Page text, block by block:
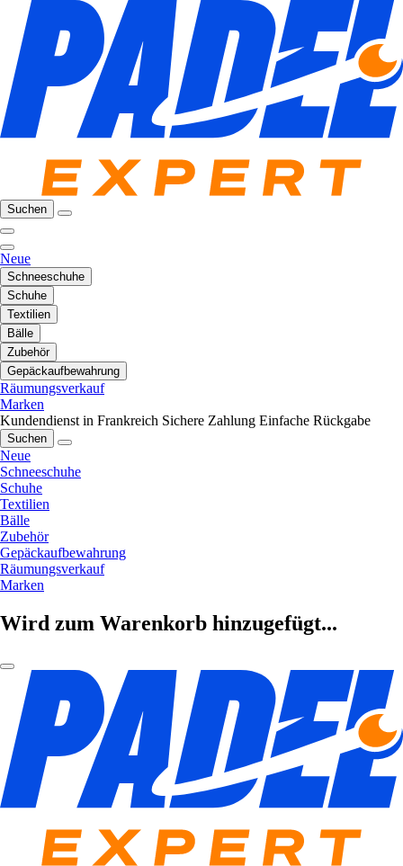
Suchen
Neue
Schneeschuhe
Schuhe
Textilien
Bälle
Zubehör
Gepäckaufbewahrung
Räumungsverkauf
Marken
Kundendienst in Frankreich Sichere Zahlung Einfache Rückgabe
Suchen
Neue
Schneeschuhe
Schuhe
Textilien
Bälle
Zubehör
Gepäckaufbewahrung
Räumungsverkauf
Marken
Wird zum Warenkorb hinzugefügt...